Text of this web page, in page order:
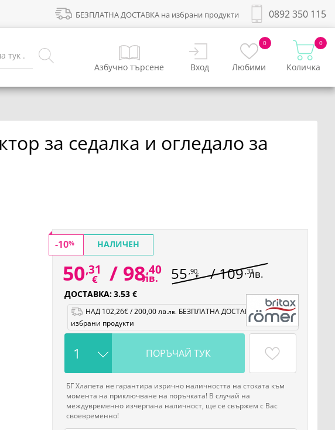
0892 350 115
БЕЗПЛАТНА ДОСТАВКА на избрани продукти
Азбучно търсене Вход
0
Любими
0
Количка
за седалка и огледало за
-10% НАЛИЧЕН
50,31
€ / 98,40
лв. 55 ,90
€ /109,33лв.
ДОСТАВКА:3.53 €
НАД 102,26€/200,00лв.лв. БЕЗПЛАТНА ДОСТАВКА на
избрани продукти
ПОРЪЧАЙ ТУК
БГ Хлапета не гарантира изрично наличността на стоката към
момента на приключване на поръчката! В случай на
междувременно изчерпана наличност, ще се свържем с Вас
своевременно!